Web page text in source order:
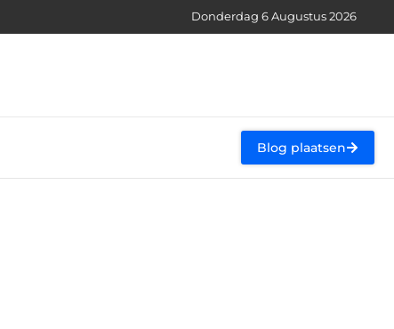
Donderdag 6 Augustus 2026
Blog plaatsen